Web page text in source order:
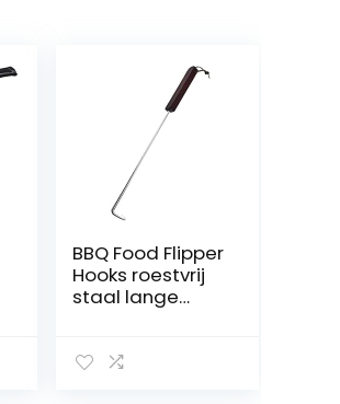
BBQ Food Flipper
Hooks roestvrij
staal lange
haken voor